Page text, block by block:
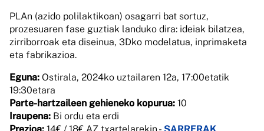
PLAn (azido polilaktikoan) osagarri bat sortuz,
prozesuaren fase guztiak landuko dira: ideiak bilatzea,
zirriborroak eta diseinua, 3Dko modelatua, inprimaketa
eta fabrikazioa.
Eguna: Ostirala, 2024ko uztailaren 12a, 17:00etatik
19:30etara
Parte-hartzaileen gehieneko kopurua: 10
Iraupena: Bi ordu eta erdi